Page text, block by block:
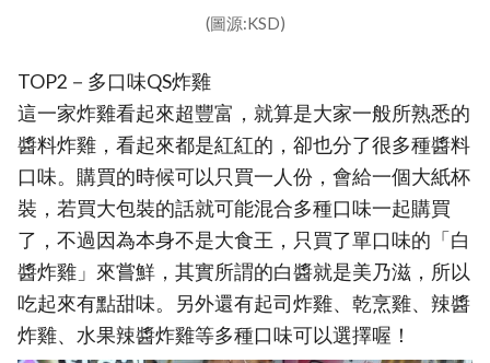
(圖源:KSD)
TOP2－多口味QS炸雞
這一家炸雞看起來超豐富，就算是大家一般所熟悉的
醬料炸雞，看起來都是紅紅的，卻也分了很多種醬料
口味。購買的時候可以只買一人份，會給一個大紙杯
裝，若買大包裝的話就可能混合多種口味一起購買
了，不過因為本身不是大食王，只買了單口味的「白
醬炸雞」來嘗鮮，其實所謂的白醬就是美乃滋，所以
吃起來有點甜味。另外還有起司炸雞、乾烹雞、辣醬
炸雞、水果辣醬炸雞等多種口味可以選擇喔！